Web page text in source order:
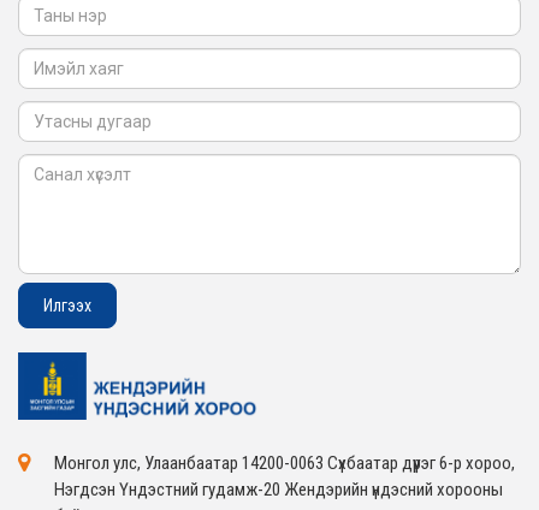
Монгол улс, Улаанбаатар 14200-0063 Сүхбаатар дүүрэг 6-р хороо,
Нэгдсэн Үндэстний гудамж-20 Жендэрийн үндэсний хорооны